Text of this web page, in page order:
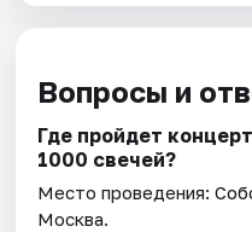
Вопросы и
Где пройдет
1000 свечей?
Место проведения:
Москва.